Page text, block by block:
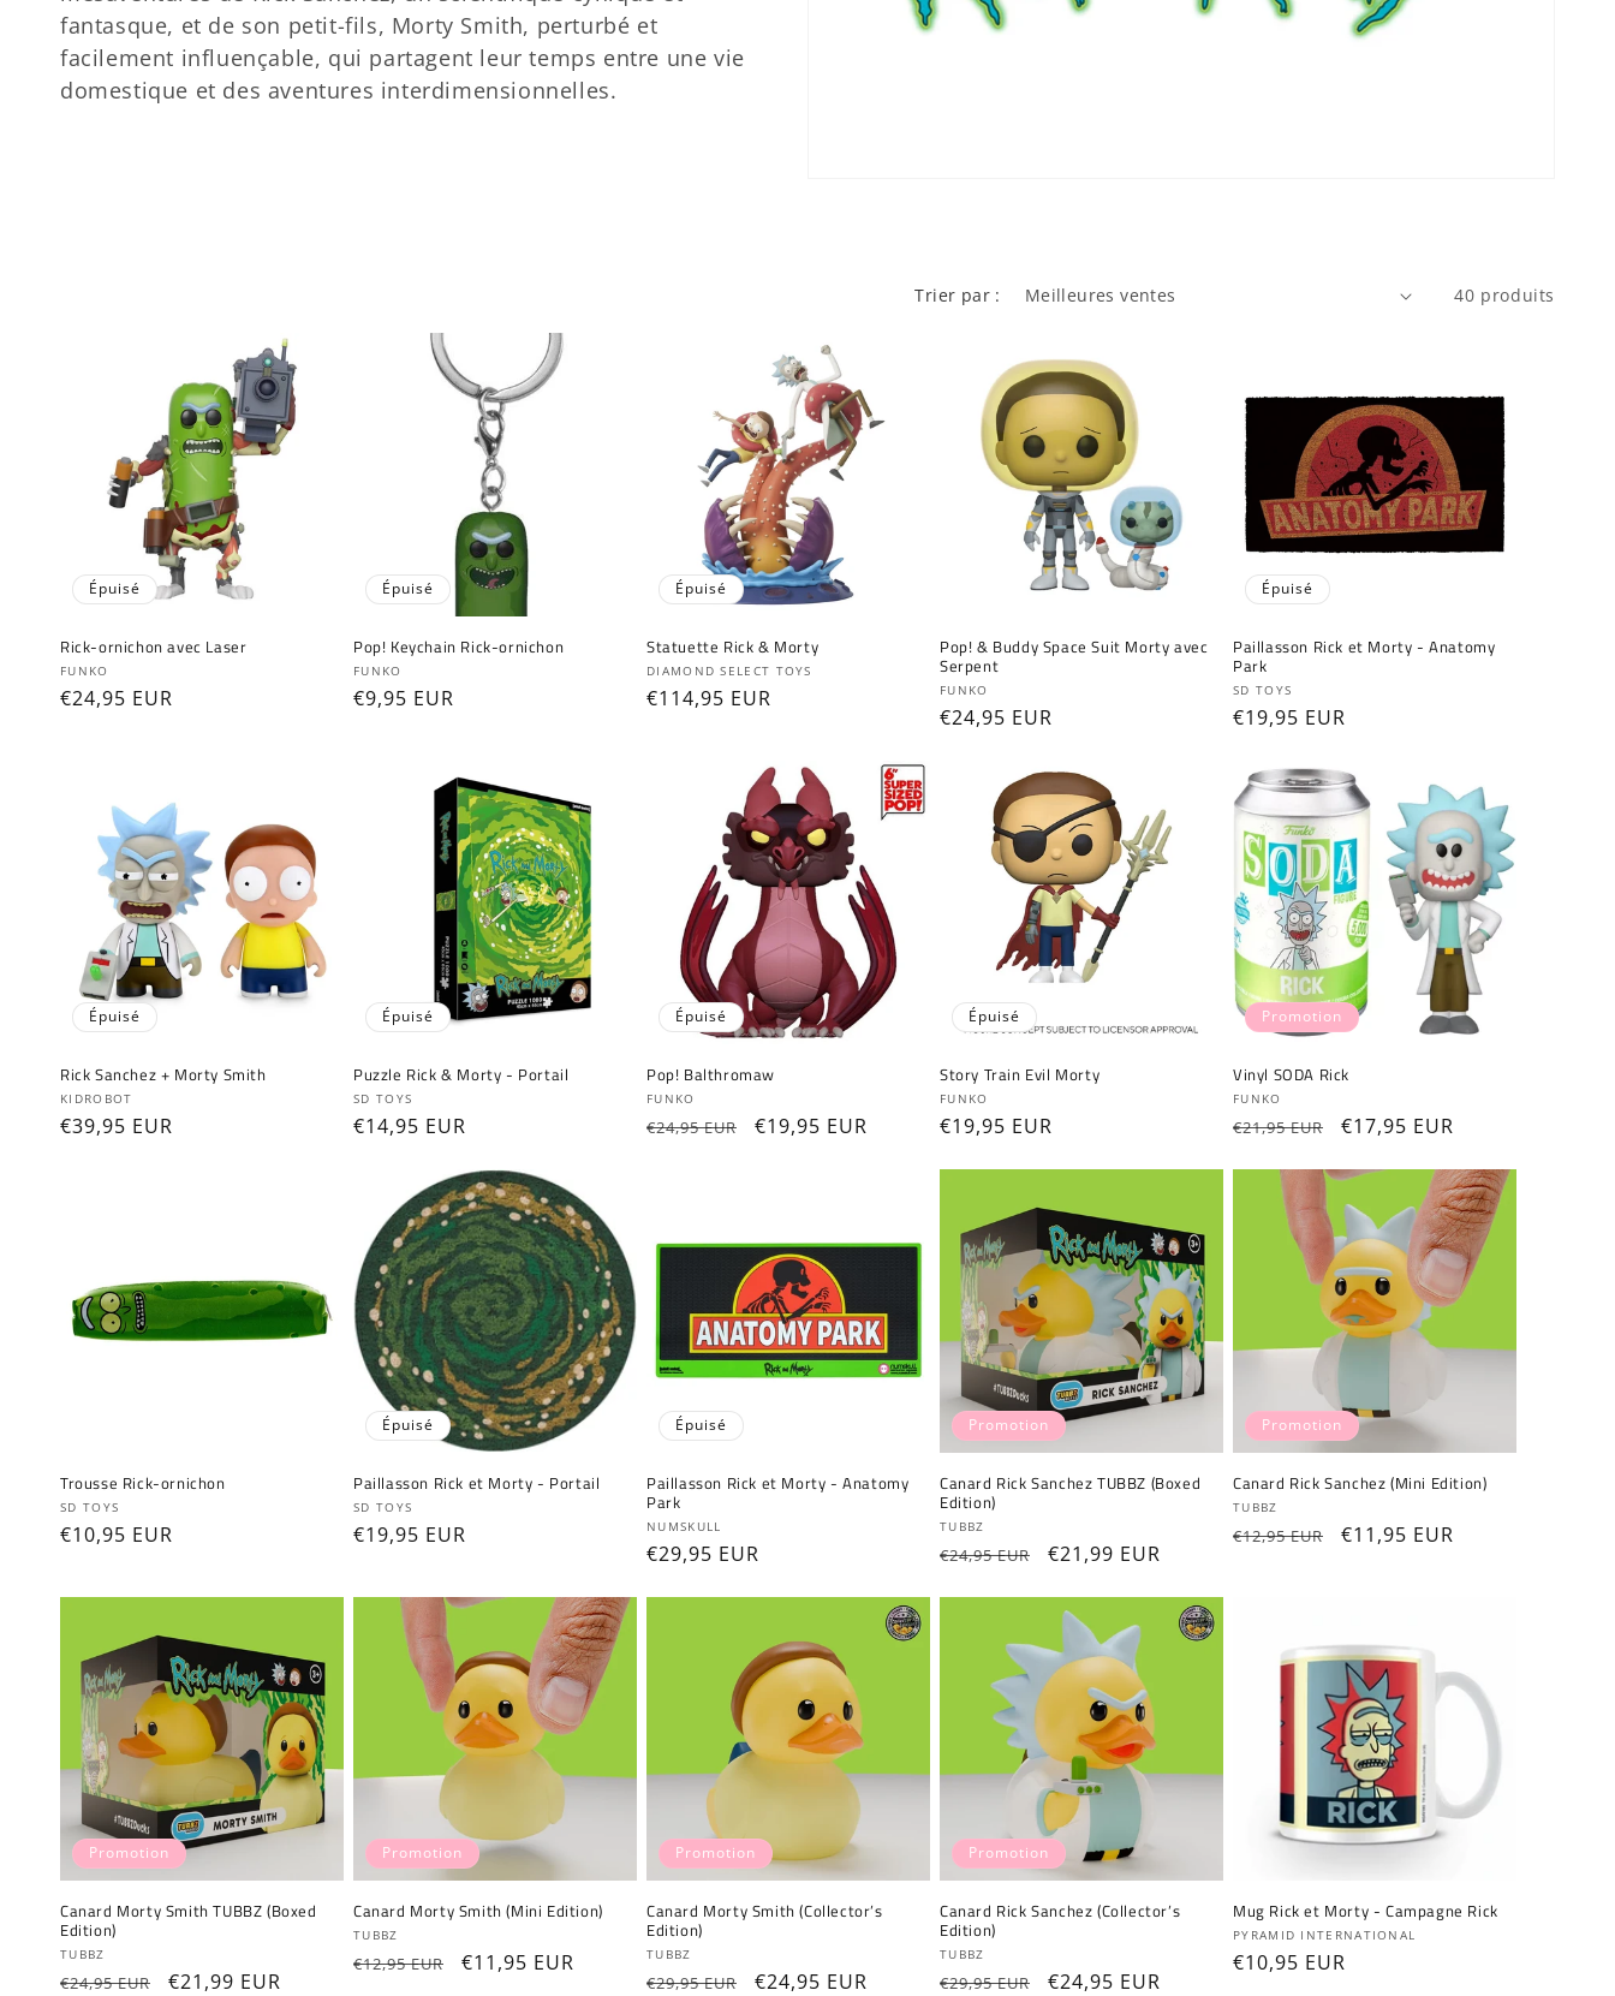
e
c
fantasque, et de son petit-fils, Morty Smith, perturbé et
facilement influençable, qui partagent leur temps entre une vie
domestique et des aventures interdimensionnelles.
Trier par : 40 produits
Épuisé
Rick-ornichon avec Laser
Fournisseur :
FUNKO
Prix
€24,95 EUR
Épuisé
Pop! Keychain Rick-ornichon
Fournisseur :
FUNKO
Prix
€9,95 EUR
Épuisé
Statuette Rick & Morty
Fournisseur :
DIAMOND SELECT TOYS
Prix
€114,95 EUR
Pop! & Buddy Space Suit Morty avec
Serpent
Fournisseur :
FUNKO
Prix
€24,95 EUR
Épuisé
Paillasson Rick et Morty - Anatomy
Park
Fournisseur :
SD TOYS
Prix
€19,95 EUR
Épuisé
Rick Sanchez + Morty Smith
Fournisseur :
KIDROBOT
Prix
€39,95 EUR
Épuisé
Puzzle Rick & Morty - Portail
Fournisseur :
SD TOYS
Prix
€14,95 EUR
Épuisé
Pop! Balthromaw
Fournisseur :
FUNKO
Prix
€24,95 EUR
Prix
€19,95 EUR
Épuisé
Story Train Evil Morty
Fournisseur :
FUNKO
Prix
€19,95 EUR
Promotion
Vinyl SODA Rick
Fournisseur :
FUNKO
Prix
€21,95 EUR
Prix
€17,95 EUR
Trousse Rick-ornichon
Fournisseur :
SD TOYS
Prix
€10,95 EUR
Épuisé
Paillasson Rick et Morty - Portail
Fournisseur :
SD TOYS
Prix
€19,95 EUR
Épuisé
Paillasson Rick et Morty - Anatomy
Park
Fournisseur :
NUMSKULL
Prix
€29,95 EUR
Promotion
Canard Rick Sanchez TUBBZ (Boxed
Edition)
Fournisseur :
TUBBZ
Prix
€24,95 EUR
Prix
€21,99 EUR
Promotion
Canard Rick Sanchez (Mini Edition)
Fournisseur :
TUBBZ
Prix
€12,95 EUR
Prix
€11,95 EUR
Promotion
Canard Morty Smith TUBBZ (Boxed
Edition)
Fournisseur :
TUBBZ
Prix
€24,95 EUR
Prix
€21,99 EUR
Promotion
Canard Morty Smith (Mini Edition)
Fournisseur :
TUBBZ
Prix
€12,95 EUR
Prix
€11,95 EUR
Promotion
Canard Morty Smith (Collector’s
Edition)
Fournisseur :
TUBBZ
Prix
€29,95 EUR
Prix
€24,95 EUR
Promotion
Canard Rick Sanchez (Collector’s
Edition)
Fournisseur :
TUBBZ
Prix
€29,95 EUR
Prix
€24,95 EUR
Mug Rick et Morty - Campagne Rick
Fournisseur :
PYRAMID INTERNATIONAL
Prix
€10,95 EUR